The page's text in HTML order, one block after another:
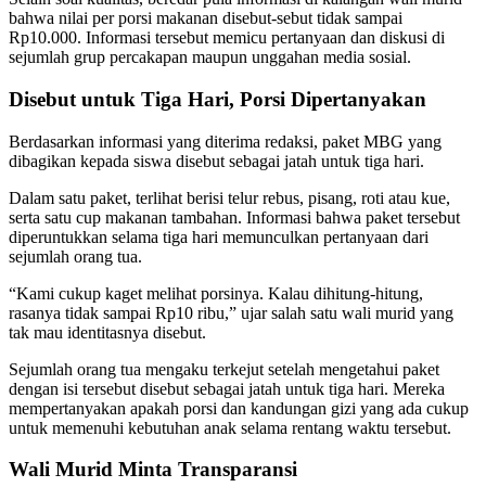
bahwa nilai per porsi makanan disebut-sebut tidak sampai
Rp10.000. Informasi tersebut memicu pertanyaan dan diskusi di
sejumlah grup percakapan maupun unggahan media sosial.
Disebut untuk Tiga Hari, Porsi Dipertanyakan
Berdasarkan informasi yang diterima redaksi, paket MBG yang
dibagikan kepada siswa disebut sebagai jatah untuk tiga hari.
Dalam satu paket, terlihat berisi telur rebus, pisang, roti atau kue,
serta satu cup makanan tambahan. Informasi bahwa paket tersebut
diperuntukkan selama tiga hari memunculkan pertanyaan dari
sejumlah orang tua.
“Kami cukup kaget melihat porsinya. Kalau dihitung-hitung,
rasanya tidak sampai Rp10 ribu,” ujar salah satu wali murid yang
tak mau identitasnya disebut.
Sejumlah orang tua mengaku terkejut setelah mengetahui paket
dengan isi tersebut disebut sebagai jatah untuk tiga hari. Mereka
mempertanyakan apakah porsi dan kandungan gizi yang ada cukup
untuk memenuhi kebutuhan anak selama rentang waktu tersebut.
Wali Murid Minta Transparansi